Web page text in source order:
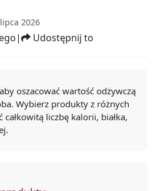
2026
| Udostępnij to
oszacować wartość odżywczą
Wybierz produkty z różnych
liczbę kalorii, białka,